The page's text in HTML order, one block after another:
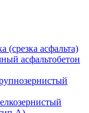
(срезка асфальта)
асфальтобетон